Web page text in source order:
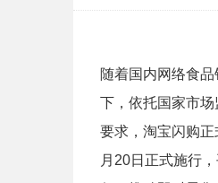
随着国内网络食
下，依托国家市
要求，淘宝闪购
月20日正式施行